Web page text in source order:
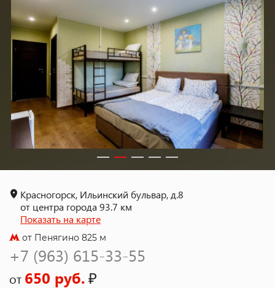
Красногорск, Ильинский бульвар, д.8
от центра города 93.7 км
Показать на карте
от Пенягино 825 м
+7 (963) 615-33-55
от 650 руб.₽